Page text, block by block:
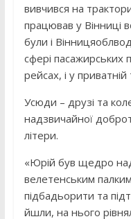
вивчився на
працював у Вінниці
були і
сфері
рейсах, і у приватній
Усюди – друзі та
надзвичайної
літери.
«Юрій був щедро
велетенським
підбадьорити та
йшли, на нього